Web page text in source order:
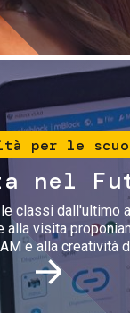
Immagine
per le
nel
classi dall'ultimo
alla visita
e alla creatività